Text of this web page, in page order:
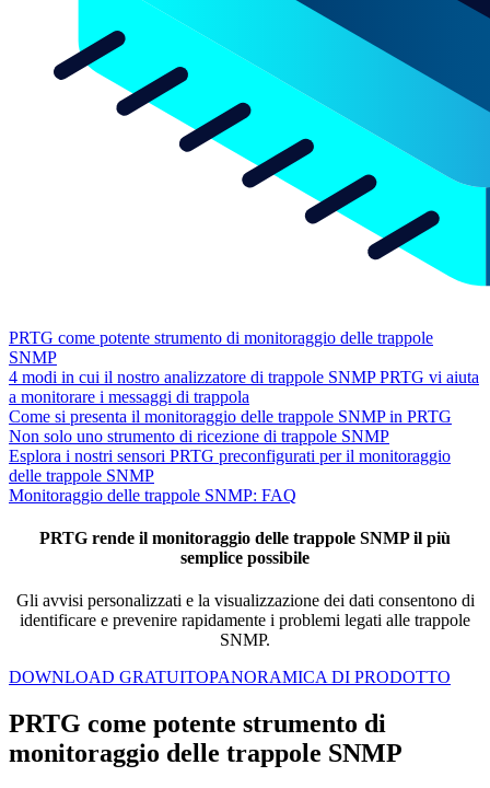
PRTG come potente strumento di monitoraggio delle trappole
SNMP
4 modi in cui il nostro analizzatore di trappole SNMP PRTG vi aiuta
a monitorare i messaggi di trappola
Come si presenta il monitoraggio delle trappole SNMP in PRTG
Non solo uno strumento di ricezione di trappole SNMP
Esplora i nostri sensori PRTG preconfigurati per il monitoraggio
delle trappole SNMP
Monitoraggio delle trappole SNMP: FAQ
PRTG rende il monitoraggio delle trappole SNMP il più
semplice possibile
Gli avvisi personalizzati e la visualizzazione dei dati consentono di
identificare e prevenire rapidamente i problemi legati alle trappole
SNMP.
DOWNLOAD GRATUITOPANORAMICA DI PRODOTTO
PRTG come potente strumento di
monitoraggio delle trappole SNMP